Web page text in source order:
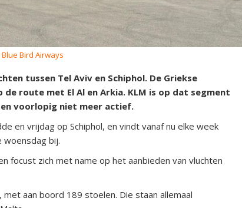
Blue Bird Airways
tussen Tel Aviv en Schiphol. De Griekse
route met El Al en Arkia. KLM is op dat segment
voorlopig niet meer actief.
en vrijdag op Schiphol, en vindt vanaf nu elke week
woensdag bij.
focust zich met name op het aanbieden van vluchten
aan boord 189 stoelen. Die staan allemaal